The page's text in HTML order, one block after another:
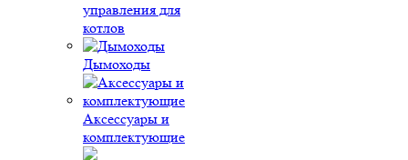
управления для
котлов
Дымоходы
Аксессуары и
комплектующие